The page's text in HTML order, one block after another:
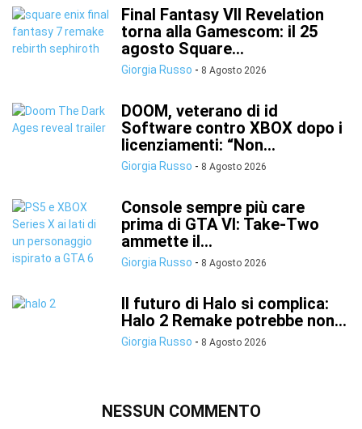
Final Fantasy VII Revelation
torna alla Gamescom: il 25
agosto Square...
Giorgia Russo - 8 Agosto 2026
DOOM, veterano di id
Software contro XBOX dopo i
licenziamenti: “Non...
Giorgia Russo - 8 Agosto 2026
Console sempre più care
prima di GTA VI: Take-Two
ammette il...
Giorgia Russo - 8 Agosto 2026
Il futuro di Halo si complica:
Halo 2 Remake potrebbe non...
Giorgia Russo - 8 Agosto 2026
NESSUN COMMENTO